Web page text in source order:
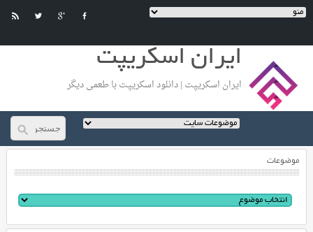
ایران اسکریپت
ایران اسکریپت | دانلود اسکریپت با طعمی دیگر
موضوعات